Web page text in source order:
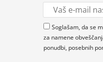
Soglašam, da se
za namene
ponudbi, posebnih